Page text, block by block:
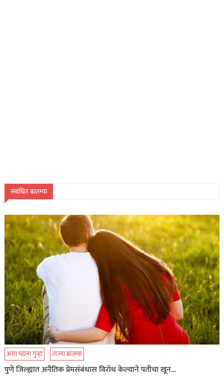
संबंधित बातम्या
असा घडला गुन्हा ताज्या बातम्या
पुणे जिल्ह्यात अनैतिक प्रेमसंबंधास विरोध केल्याने पतीचा खून…